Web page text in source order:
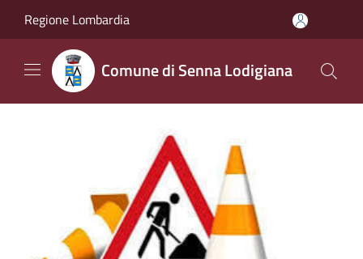
Regione Lombardia
Comune di Senna Lodigiana